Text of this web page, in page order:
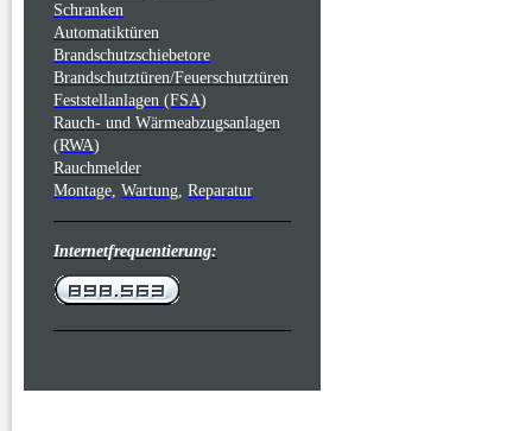
Schranken
Automatiktüren
Brandschutzschiebetore
Brandschutztüren/Feuerschutztüren
Feststellanlagen (FSA)
Rauch- und Wärmeabzugsanlagen
(RWA)
Rauchmelder
Montage, Wartung, Reparatur
Internetfrequentierung: